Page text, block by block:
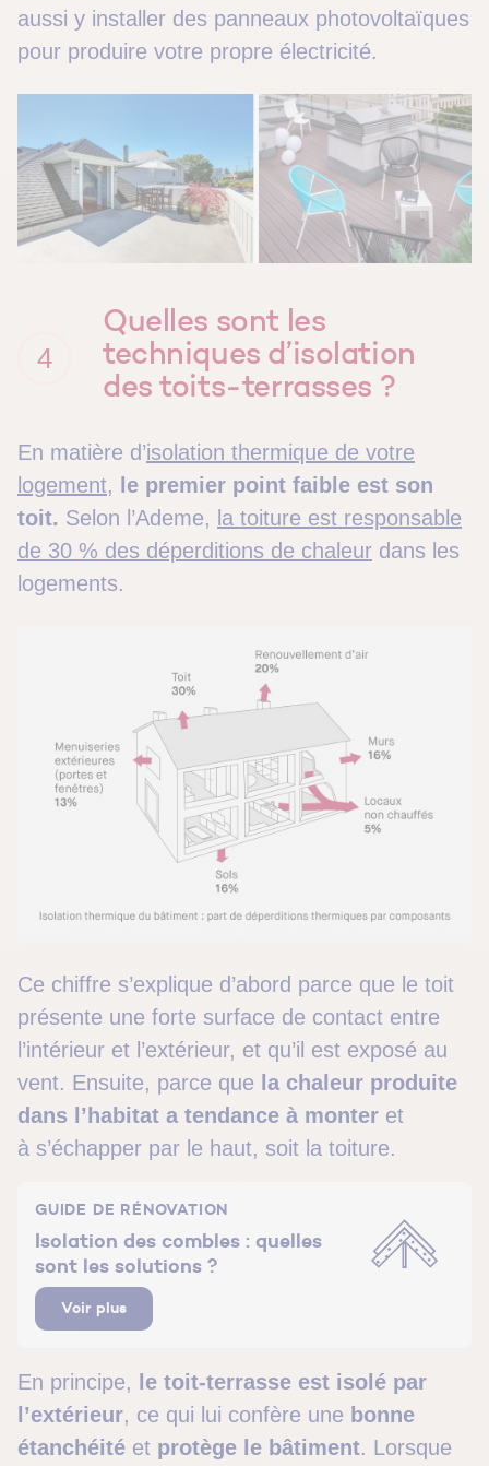
aussi y installer des panneaux photovoltaïques
pour produire votre propre électricité.
4
Quelles sont les
techniques d’isolation
des toits-terrasses ?
En matière d’isolation thermique de votre
logement,
le premier point faible est son
toit. Selon l’Ademe, la toiture est responsable
de 30 % des déperditions de chaleur dans les
logements.
Ce chiffre s’explique d’abord parce que le toit
présente une forte surface de contact entre
l’intérieur et l’extérieur, et qu’il est exposé au
vent. Ensuite, parce que la chaleur produite
dans l’habitat a tendance à monter et
à s’échapper par le haut, soit la toiture.
Voir plus
Isolation des combles : quelles
sont les solutions ?
GUIDE DE RÉNOVATION
En principe, le toit-terrasse est isolé par
l’extérieur, ce qui lui confère une bonne
étanchéité et protège le bâtiment. Lorsque